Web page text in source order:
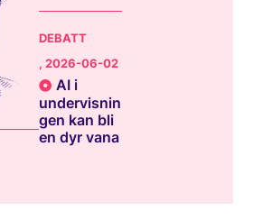
DEBATT
, 2026-06-02
AI i
undervisnin
gen kan bli
en dyr vana